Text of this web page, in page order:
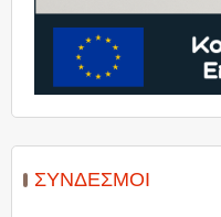
ΣΎΝΔΕΣΜΟΙ